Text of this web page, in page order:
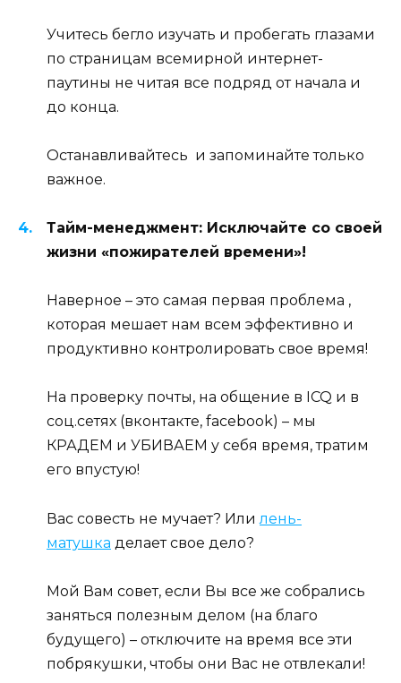
Учитесь бегло изучать и пробегать глазами
по страницам всемирной интернет-
паутины не читая все подряд от начала и
до конца.
Останавливайтесь и запоминайте только
важное.
Тайм-менеджмент: Исключайте со своей
жизни «пожирателей времени»!
Наверное – это самая первая проблема ,
которая мешает нам всем эффективно и
продуктивно контролировать свое время!
На проверку почты, на общение в ICQ и в
соц.сетях (вконтакте, facebook) – мы
КРАДЕМ и УБИВАЕМ у себя время, тратим
его впустую!
Вас совесть не мучает? Или лень-
матушка делает свое дело?
Мой Вам совет, если Вы все же собрались
заняться полезным делом (на благо
будущего) – отключите на время все эти
побрякушки, чтобы они Вас не отвлекали!